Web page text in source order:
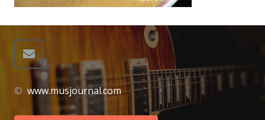
© www.musjournal.com